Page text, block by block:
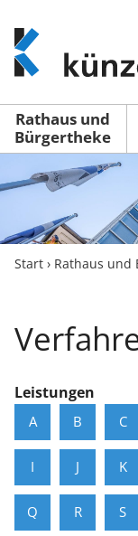
www.kuenzelsau.de
(zur
Startseite)
Rathaus und
Bürgertheke
Start › Rathaus und
Leistungen
A B C
I J K
Q R S